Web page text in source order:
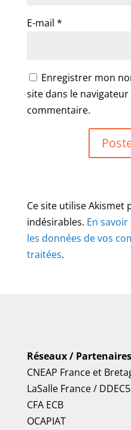
E-mail *
Enregistrer mon
site dans le
commentaire.
Ce site utilise Akismet
indésirables. En
les données de vos
traitées.
Réseaux /
CNEAP Franceet
LaSalle France/
CFA ECB
OCAPIAT